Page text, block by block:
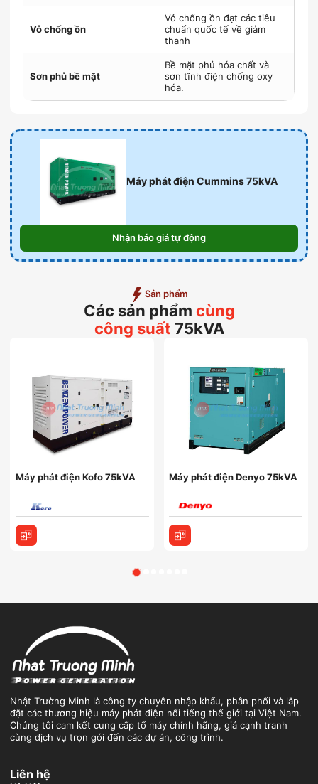
Vỏ chống ồn
Vỏ chống ồn đạt các tiêu
chuẩn quốc tế về giảm
thanh
Sơn phủ bề mặt
Bề mặt phủ hóa chất và
sơn tĩnh điện chống oxy
hóa.
Máy phát điện Cummins 75kVA
Nhận báo giá tự động
Sản phẩm
Các sản phẩm cùng
công suất 75kVA
Máy phát điện Kofo 75kVA Máy phát điện Denyo 75kVA
Nhật Trường Minh là công ty chuyên nhập khẩu, phân phối và lắp
đặt các thương hiệu máy phát điện nổi tiếng thế giới tại Việt Nam.
Chúng tôi cam kết cung cấp tổ máy chính hãng, giá cạnh tranh
cùng dịch vụ trọn gói đến các dự án, công trình.
Liên hệ